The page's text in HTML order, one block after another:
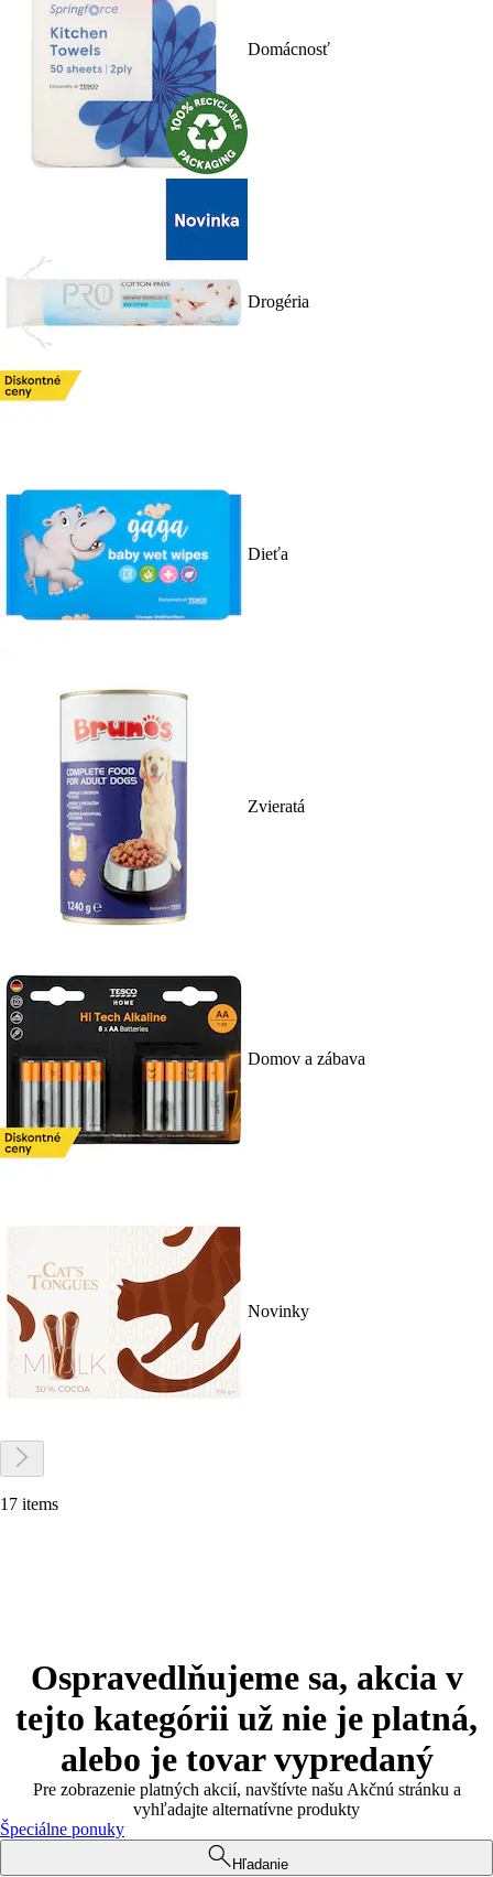
Domácnosť
Drogéria
Dieťa
Zvieratá
Domov a zábava
Novinky
17 items
Ospravedlňujeme sa, akcia v
tejto kategórii už nie je platná,
alebo je tovar vypredaný
Pre zobrazenie platných akcií, navštívte našu Akčnú stránku a
vyhľadajte alternatívne produkty
Špeciálne ponuky
Hľadanie